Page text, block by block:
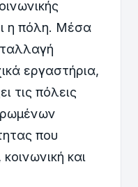
η πόλη. Μέσα
εργαστήρια,
τις πόλεις
που
και